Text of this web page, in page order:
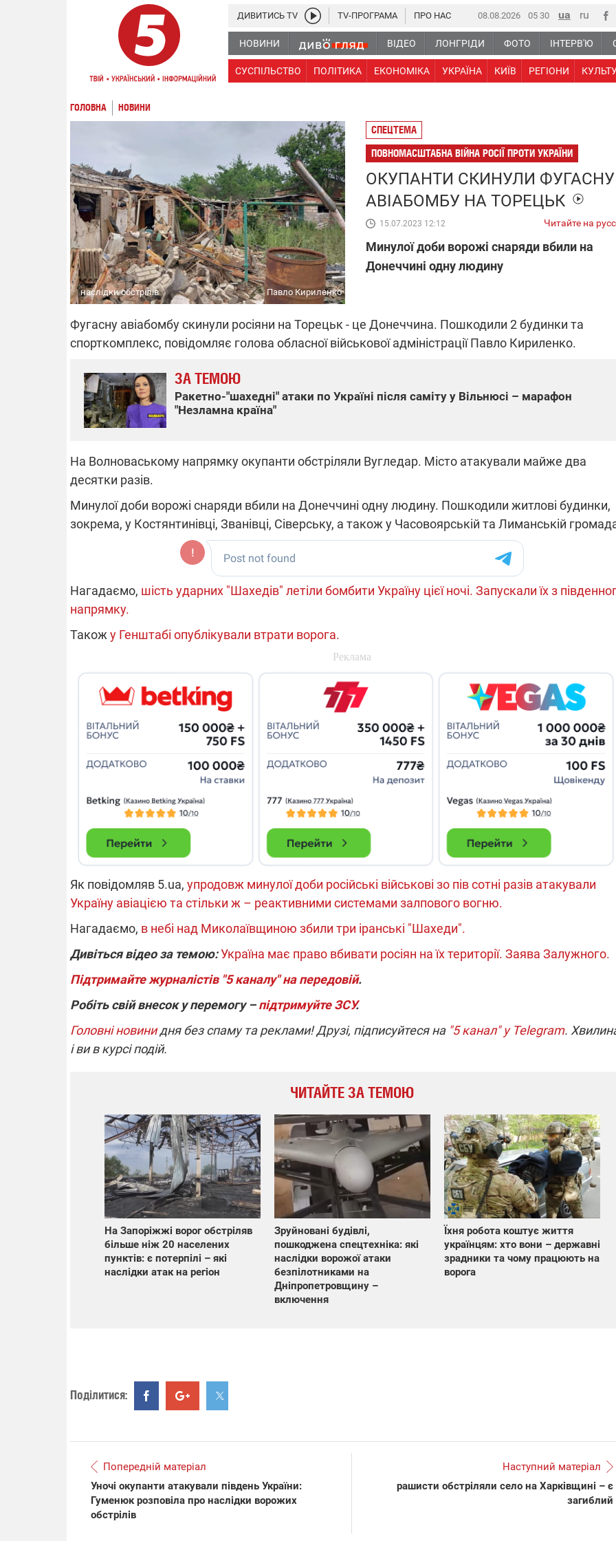
08.08.2026 05:30
НОВИНИ ВІДЕО ЛОНГРІДИ ФОТО ІНТЕРВ'Ю
СУСПІЛЬСТВО ПОЛІТИКА ЕКОНОМІКА УКРАЇНА КИЇВ РЕГІОНИ
ДИВИТИСЬ TV TV-ПРОГРАМА ПРО НАС
ГОЛОВНА НОВИНИ
наслідки обстрілів Павло Кириленко
СПЕЦТЕМА
ПОВНОМАСШТАБНА ВІЙНА РОСІЇ ПРОТИ УКРАЇНИ
ОКУПАНТИ СКИНУЛИ ФУГАСНУ
АВІАБОМБУ НА ТОРЕЦЬК
15.07.2023 12:12 Читайте на
Минулої доби ворожі снаряди вбили на
Донеччині одну людину
Фугасну авіабомбу скинули росіяни на Торецьк - це Донеччина. Пошкодили 2 будинки та
спорткомплекс, повідомляє голова обласної військової адміністрації Павло Кириленко.
ЗА ТЕМОЮ
Ракетно-"шахедні" атаки по Україні після саміту у Вільнюсі – марафон
"Незламна країна"
На Волноваському напрямку окупанти обстріляли Вугледар. Місто атакували майже два
десятки разів.
Минулої доби ворожі снаряди вбили на Донеччині одну людину. Пошкодили житлові будинки,
зокрема, у Костянтинівці, Званівці, Сіверську, а також у Часовоярській та Лиманській
Нагадаємо, шість ударних "Шахедів" летіли бомбити Україну цієї ночі. Запускали їх з
напрямку.
Також у Генштабі опублікували втрати ворога.
Як повідомляв 5.ua, упродовж минулої доби російські військові зо пів сотні разів атакували
Україну авіацією та стільки ж – реактивними системами залпового вогню.
Нагадаємо, в небі над Миколаївщиною збили три іранські "Шахеди".
Дивіться відео за темою:Україна має право вбивати росіян на їх території. Заява Залужного.
Підтримайте журналістів "5 каналу" на передовій.
Робіть свій внесок у перемогу –підтримуйте ЗСУ.
Головні новинидня без спаму та реклами! Друзі, підписуйтеся на "5 канал" у Telegram.
і ви в курсі подій.
ЧИТАЙТЕ ЗА ТЕМОЮ
На Запоріжжі ворог обстріляв
більше ніж 20 населених
пунктів: є потерпілі – які
наслідки атак на регіон
Зруйновані будівлі,
пошкоджена спецтехніка: які
наслідки ворожої атаки
безпілотниками на
Дніпропетровщину –
включення
Їхня робота коштує життя
українцям: хто вони – державні
зрадники та чому працюють на
ворога
Поділитися:
Попередній матеріал
Уночі окупанти атакували південь України:
Гуменюк розповіла про наслідки ворожих
обстрілів
Наступний матеріал
рашисти обстріляли село на Харківщині – є
загиблий
Частина споживачів у чотирьох
областях залишається без світла після
графіки відключень – подробиці
Нова підозра у справі Міндіча:
браслет стеження
08.09.2025 12:09
Підтримай
"Машинерію війни" та
"Око та щит": дрони,
РЕБ і пікапи – триває
збір коштів на потреби
одразу чотирьох
бригад ЗСУ
11.08.2025 15:16
Працюють на
передовій:
підтримайте
"Відправте
Вернадського на
фронт": стрілецька
бригада Повітряних
сил ЗСУ збирає на
НРК Numo